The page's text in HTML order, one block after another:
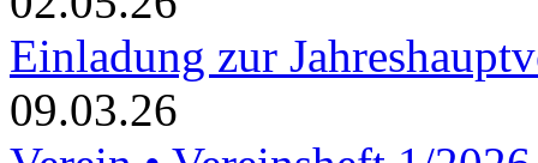
Einladung zur
09.03.26